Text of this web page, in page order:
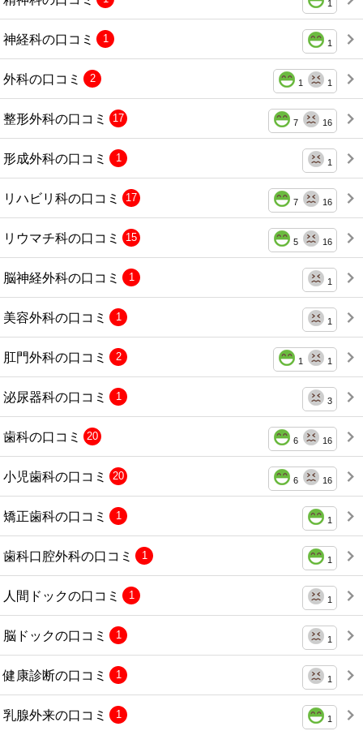
1
神経科の口コミ 1
1
外科の口コミ 1 1
2
整形外科の口コミ 7 16
17
形成外科の口コミ 1
1
リハビリ科の口コミ 7 16
17
リウマチ科の口コミ 5 16
15
脳神経外科の口コミ 1
1
美容外科の口コミ 1
1
肛門外科の口コミ 1 1
2
泌尿器科の口コミ 3
1
歯科の口コミ 6 16
20
小児歯科の口コミ 6 16
20
矯正歯科の口コミ 1
1
歯科口腔外科の口コミ 1
1
人間ドックの口コミ 1
1
脳ドックの口コミ 1
1
健康診断の口コミ 1
1
乳腺外来の口コミ 1
1